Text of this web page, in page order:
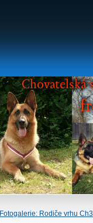
Fotogalerie: Rodiče vrhu Ch3